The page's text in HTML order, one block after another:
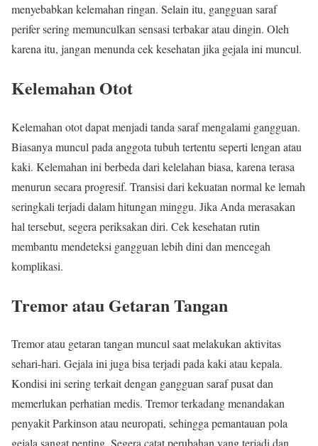
menyebabkan kelemahan ringan. Selain itu, gangguan saraf
perifer sering memunculkan sensasi terbakar atau dingin. Oleh
karena itu, jangan menunda cek kesehatan jika gejala ini muncul.
Kelemahan Otot
Kelemahan otot dapat menjadi tanda saraf mengalami gangguan.
Biasanya muncul pada anggota tubuh tertentu seperti lengan atau
kaki. Kelemahan ini berbeda dari kelelahan biasa, karena terasa
menurun secara progresif. Transisi dari kekuatan normal ke lemah
seringkali terjadi dalam hitungan minggu. Jika Anda merasakan
hal tersebut, segera periksakan diri. Cek kesehatan rutin
membantu mendeteksi gangguan lebih dini dan mencegah
komplikasi.
Tremor atau Getaran Tangan
Tremor atau getaran tangan muncul saat melakukan aktivitas
sehari-hari. Gejala ini juga bisa terjadi pada kaki atau kepala.
Kondisi ini sering terkait dengan gangguan saraf pusat dan
memerlukan perhatian medis. Tremor terkadang menandakan
penyakit Parkinson atau neuropati, sehingga pemantauan pola